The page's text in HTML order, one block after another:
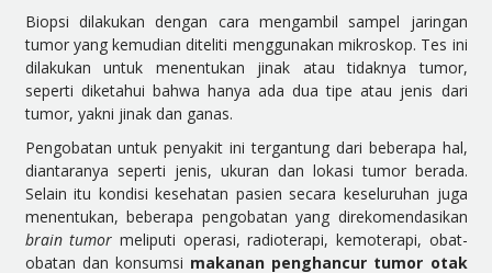
Biopsi dilakukan dengan cara mengambil sampel jaringan
tumor yang kemudian diteliti menggunakan mikroskop. Tes ini
dilakukan untuk menentukan jinak atau tidaknya tumor,
seperti diketahui bahwa hanya ada dua tipe atau jenis dari
tumor, yakni jinak dan ganas.
Pengobatan untuk penyakit ini tergantung dari beberapa hal,
diantaranya seperti jenis, ukuran dan lokasi tumor berada.
Selain itu kondisi kesehatan pasien secara keseluruhan juga
menentukan, beberapa pengobatan yang direkomendasikan
brain tumor meliputi operasi, radioterapi, kemoterapi, obat-
obatan dan konsumsi makanan penghancur tumor otak